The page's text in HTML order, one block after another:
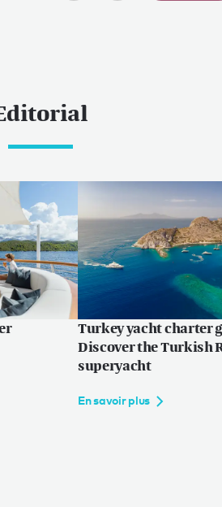
Turkey yacht charter
Discover the Turkish
superyacht
En savoir plus